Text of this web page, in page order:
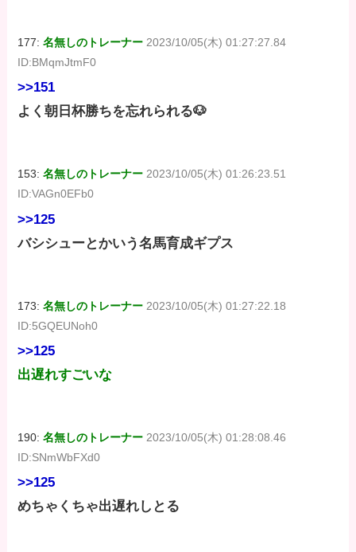
177:名無しのトレーナー 2023/10/05(木) 01:27:27.84
ID:BMqmJtmF0
>>151
よく朝日杯勝ちを忘れられる🐶
153:名無しのトレーナー 2023/10/05(木) 01:26:23.51
ID:VAGn0EFb0
>>125
バシシューとかいう名馬育成ギプス
173:名無しのトレーナー 2023/10/05(木) 01:27:22.18
ID:5GQEUNoh0
>>125
出遅れすごいな
190:名無しのトレーナー 2023/10/05(木) 01:28:08.46
ID:SNmWbFXd0
>>125
めちゃくちゃ出遅れしとる